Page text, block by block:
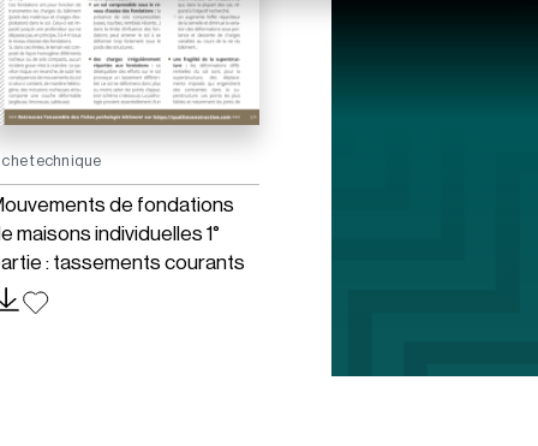
technique
de fondations
maisons individuelles 1°
: tassements courants